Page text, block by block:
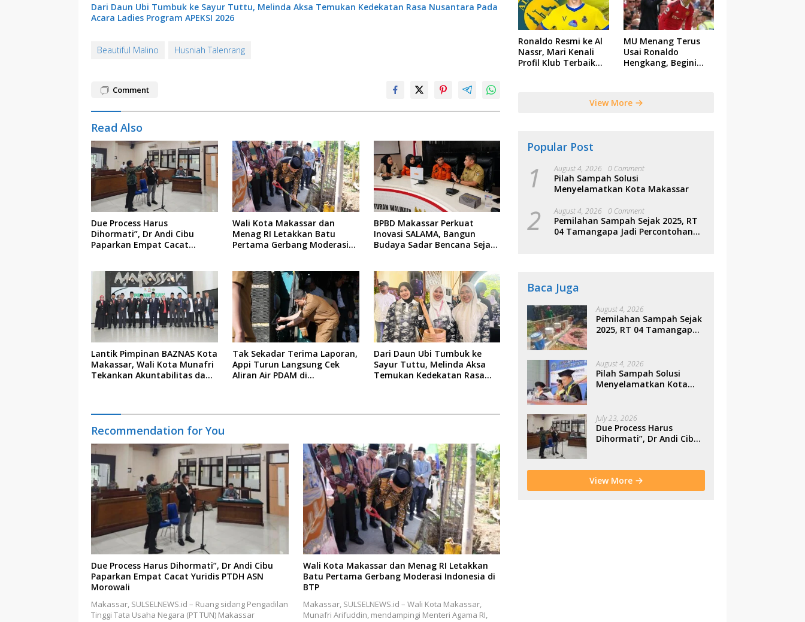
Dari Daun Ubi Tumbuk ke Sayur Tuttu, Melinda Aksa Temukan Kedekatan Rasa Nusantara Pada
Acara Ladies Program APEKSI 2026
Beautiful Malino Husniah Talenrang
Comment
Read Also
Due Process Harus
Dihormati”, Dr Andi Cibu
Paparkan Empat Cacat
Wali Kota Makassar dan
Menag RI Letakkan Batu
Pertama Gerbang Moderasi
BPBD Makassar Perkuat
Inovasi SALAMA, Bangun
Budaya Sadar Bencana Sejak
Lantik Pimpinan BAZNAS Kota
Makassar, Wali Kota Munafri
Tekankan Akuntabilitas dan
Tak Sekadar Terima Laporan,
Appi Turun Langsung Cek
Aliran Air PDAM di
Dari Daun Ubi Tumbuk ke
Sayur Tuttu, Melinda Aksa
Temukan Kedekatan Rasa
Recommendation for You
Due Process Harus Dihormati”, Dr Andi Cibu
Paparkan Empat Cacat Yuridis PTDH ASN
Morowali
Makassar, SULSELNEWS.id – Ruang sidang Pengadilan
Tinggi Tata Usaha Negara (PT TUN) Makassar
Wali Kota Makassar dan Menag RI Letakkan
Batu Pertama Gerbang Moderasi Indonesia di
BTP
Makassar, SULSELNEWS.id – Wali Kota Makassar,
Munafri Arifuddin, mendampingi Menteri Agama RI,
Ronaldo Resmi ke Al
Nassr, Mari Kenali
Profil Klub Terbaik
MU Menang Terus
Usai Ronaldo
Hengkang, Begini
View More
Popular Post
1 August 4, 2026 0 Comment
Pilah Sampah Solusi
Menyelamatkan Kota Makassar
2 August 4, 2026 0 Comment
Pemilahan Sampah Sejak 2025, RT
04 Tamangapa Jadi Percontohan
Baca Juga
August 4, 2026
Pemilahan Sampah Sejak
2025, RT 04 Tamangapa
Warga
August 4, 2026
Pilah Sampah Solusi
Menyelamatkan Kota
July 23, 2026
Due Process Harus
Dihormati”, Dr Andi Cibu
Morowali
View More